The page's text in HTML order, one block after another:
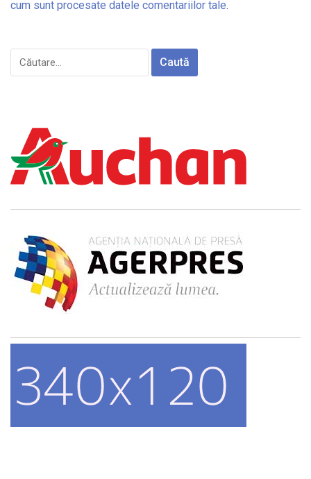
cum sunt procesate datele comentariilor tale.
Caută
după: